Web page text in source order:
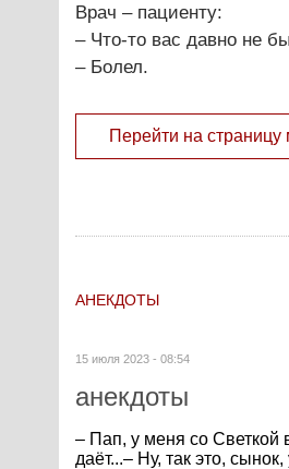
Врач – пациенту:
– Что-то вас давно не
– Болел.
Перейти на страницу
АНЕКДОТЫ
15 июля 2023 - 08:54
анекдоты
– Пап, у меня со Светкой
даёт...– Ну, так это,